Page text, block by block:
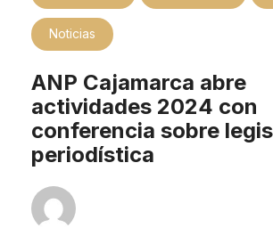
Noticias
ANP Cajamarca abre
actividades 2024 con
conferencia sobre
periodística